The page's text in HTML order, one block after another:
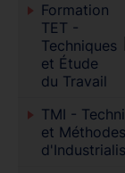
Formation
TET -
Techniques
et Étude
du Travail
TMI -
et Méthodes